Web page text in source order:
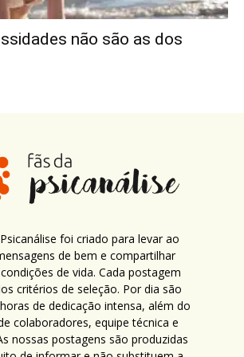
não são as dos
foi criado para levar ao
de bem e compartilhar
de vida. Cada postagem
critérios de seleção. Por dia são
de dedicação intensa, além do
colaboradores, equipe técnica e
nossas postagens são produzidas